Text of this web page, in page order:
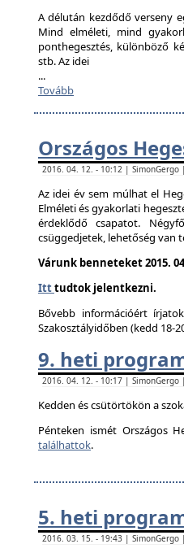
A délután kezdődő verseny
Mind elméleti, mind
ponthegesztés, különböző
stb. Az idei
...
Tovább
Országos
2016. 04. 12. - 10:12 |
Az idei év sem múlhat el
Elméleti és gyakorlati
érdeklődő csapatot.
csüggedjetek, lehetőség van
Várunk benneteket 2015.
Itttudtok jelentkezni.
Bővebb információért
Szakosztályidőben (kedd 18-
9. heti
2016. 04. 12. - 10:17 |
Kedden és csütörtökön a
Pénteken ismét Országos
találhattok.
5. heti
2016. 03. 15. - 19:43 |